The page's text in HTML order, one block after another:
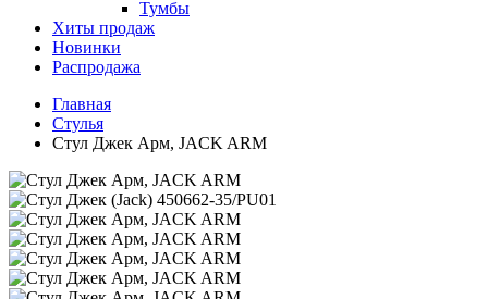
Тумбы
Хиты продаж
Новинки
Распродажа
Главная
Стулья
Стул Джек Арм, JACK ARM